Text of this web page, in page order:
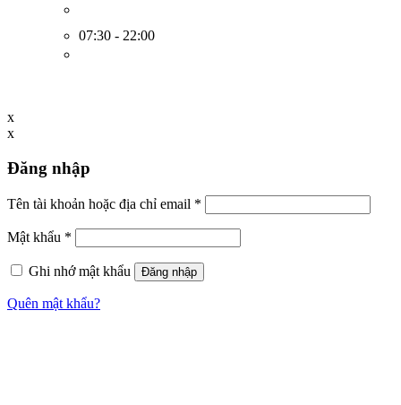
07:30 - 22:00
x
x
Đăng nhập
Tên tài khoản hoặc địa chỉ email *
Mật khẩu *
Ghi nhớ mật khẩu Đăng nhập
Quên mật khẩu?